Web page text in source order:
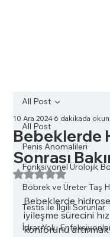
All Post
Penis Anomalileri
Fonksiyonel Ürolojik
Böbrek ve Üreter Taş
Testis ile İlgili Sorunlar
İdrar Yolu
All Post
Bebeklerde
Sonrası
10 Ara 20246 dakikada
5 üzerinden NaN
Bebeklerde
iyileşme sürecini
konforunu